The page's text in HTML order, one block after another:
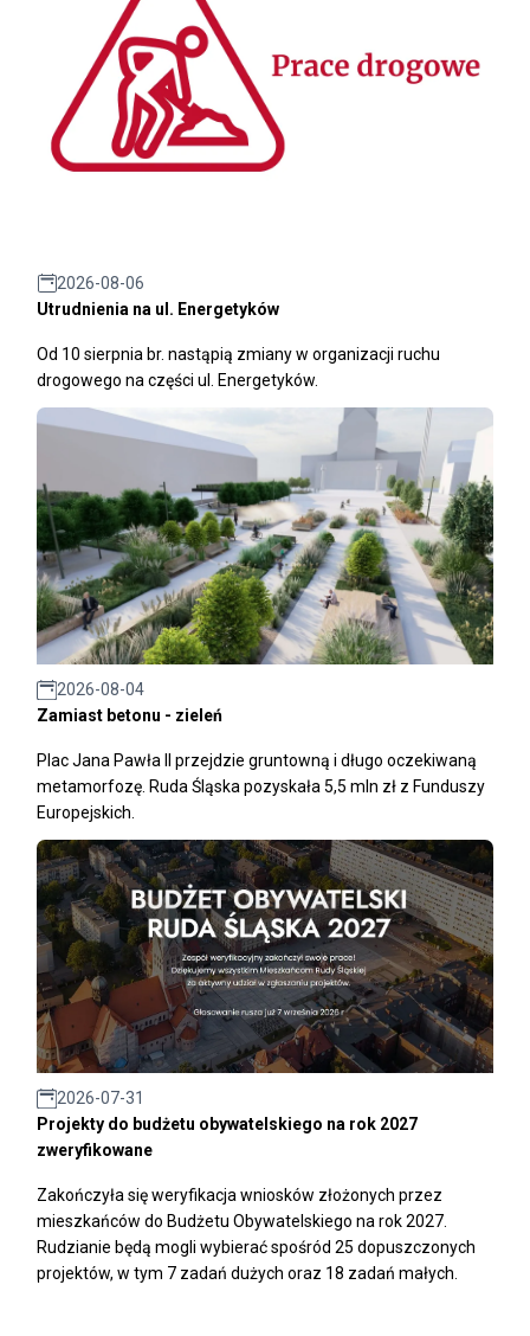
2026-08-06
Utrudnienia na ul. Energetyków
Od 10 sierpnia br. nastąpią zmiany w organizacji ruchu
drogowego na części ul. Energetyków.
2026-08-04
Zamiast betonu - zieleń
Plac Jana Pawła II przejdzie gruntowną i długo oczekiwaną
metamorfozę. Ruda Śląska pozyskała 5,5 mln zł z Funduszy
Europejskich.
2026-07-31
Projekty do budżetu obywatelskiego na rok 2027
zweryfikowane
Zakończyła się weryfikacja wniosków złożonych przez
mieszkańców do Budżetu Obywatelskiego na rok 2027.
Rudzianie będą mogli wybierać spośród 25 dopuszczonych
projektów, w tym 7 zadań dużych oraz 18 zadań małych.